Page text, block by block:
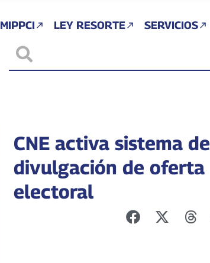
MIPPCI LEY RESORTE SERVICIOS
CNE activa sistema de
divulgación de oferta
electoral